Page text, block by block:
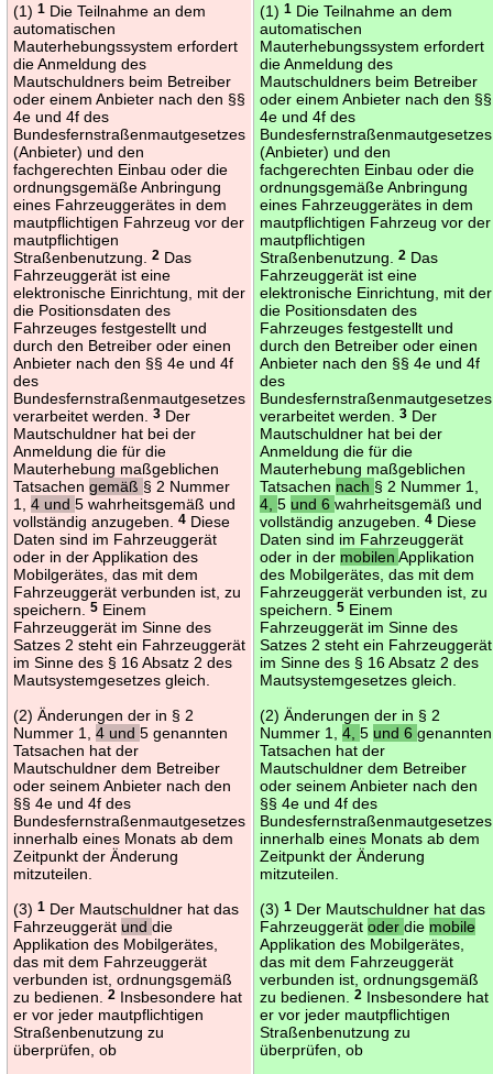
(1)1 Die Teilnahme an dem
automatischen
Mauterhebungssystem erfordert
die Anmeldung des
Mautschuldners beim Betreiber
oder einem Anbieter nach den §§
4e und 4f des
Bundesfernstraßenmautgesetzes
(Anbieter) und den
fachgerechten Einbau oder die
ordnungsgemäße Anbringung
eines Fahrzeuggerätes in dem
mautpflichtigen Fahrzeug vor der
mautpflichtigen
Straßenbenutzung.2 Das
Fahrzeuggerät ist eine
elektronische Einrichtung, mit der
die Positionsdaten des
Fahrzeuges festgestellt und
durch den Betreiber oder einen
Anbieter nach den §§ 4e und 4f
des
Bundesfernstraßenmautgesetzes
verarbeitet werden.3 Der
Mautschuldner hat bei der
Anmeldung die für die
Mauterhebung maßgeblichen
Tatsachengemäß § 2 Nummer
1,4 und5 wahrheitsgemäß und
vollständig anzugeben.4 Diese
Daten sind im Fahrzeuggerät
oder in der Applikation des
Mobilgerätes, das mit dem
Fahrzeuggerät verbunden ist, zu
speichern.5 Einem
Fahrzeuggerät im Sinne des
Satzes 2 steht ein Fahrzeuggerät
im Sinne des § 16 Absatz 2 des
Mautsystemgesetzes gleich.
(2) Änderungen der in § 2
Nummer 1,4 und5 genannten
Tatsachen hat der
Mautschuldner dem Betreiber
oder seinem Anbieter nach den
§§ 4e und 4f des
Bundesfernstraßenmautgesetzes
innerhalb eines Monats ab dem
Zeitpunkt der Änderung
mitzuteilen.
(3)1 Der Mautschuldner hat das
Fahrzeuggerät unddie
Applikation des Mobilgerätes,
das mit dem Fahrzeuggerät
verbunden ist, ordnungsgemäß
zu bedienen.2 Insbesondere hat
er vor jeder mautpflichtigen
Straßenbenutzung zu
überprüfen, ob
(1)1 Die Teilnahme an dem
automatischen
Mauterhebungssystem erfordert
die Anmeldung des
Mautschuldners beim Betreiber
oder einem Anbieter nach den §§
4e und 4f des
Bundesfernstraßenmautgesetzes
(Anbieter) und den
fachgerechten Einbau oder die
ordnungsgemäße Anbringung
eines Fahrzeuggerätes in dem
mautpflichtigen Fahrzeug vor der
mautpflichtigen
Straßenbenutzung.2 Das
Fahrzeuggerät ist eine
elektronische Einrichtung, mit der
die Positionsdaten des
Fahrzeuges festgestellt und
durch den Betreiber oder einen
Anbieter nach den §§ 4e und 4f
des
Bundesfernstraßenmautgesetzes
verarbeitet werden.3 Der
Mautschuldner hat bei der
Anmeldung die für die
Mauterhebung maßgeblichen
Tatsachen nach § 2 Nummer 1,
4,5 und 6wahrheitsgemäß und
vollständig anzugeben.4 Diese
Daten sind im Fahrzeuggerät
oder in der mobilenApplikation
des Mobilgerätes, das mit dem
Fahrzeuggerät verbunden ist, zu
speichern.5 Einem
Fahrzeuggerät im Sinne des
Satzes 2 steht ein Fahrzeuggerät
im Sinne des § 16 Absatz 2 des
Mautsystemgesetzes gleich.
(2) Änderungen der in § 2
Nummer 1,4,5 und 6genannten
Tatsachen hat der
Mautschuldner dem Betreiber
oder seinem Anbieter nach den
§§ 4e und 4f des
Bundesfernstraßenmautgesetzes
innerhalb eines Monats ab dem
Zeitpunkt der Änderung
mitzuteilen.
(3)1 Der Mautschuldner hat das
Fahrzeuggerätoderdie mobile
Applikation des Mobilgerätes,
das mit dem Fahrzeuggerät
verbunden ist, ordnungsgemäß
zu bedienen.2 Insbesondere hat
er vor jeder mautpflichtigen
Straßenbenutzung zu
überprüfen, ob